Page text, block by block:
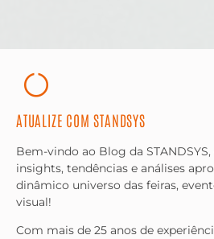
ATUALIZE COM STANDSYS
Bem-vindo ao Blog da
insights, tendências e análises
dinâmico universo das feiras,
visual!
Com mais de 25 anos de